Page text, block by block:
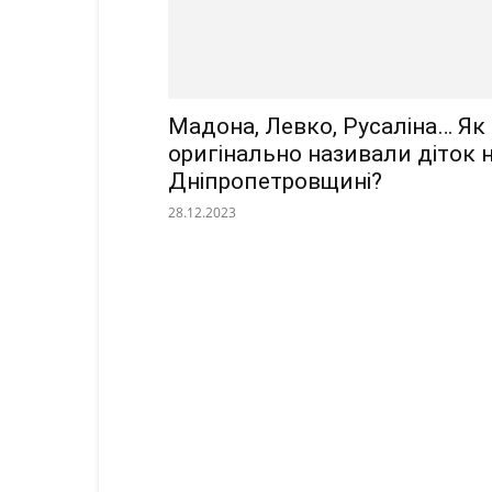
Мадона, Левко, Русаліна… Як
оригінально називали діток
Дніпропетровщині?
28.12.2023